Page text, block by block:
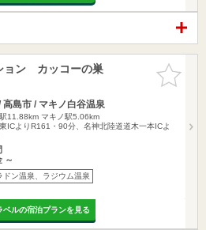
お気に入
りに追加
ョン カッコーの巣
高島市 / マキノ白谷温泉
11.88km マキノ駅5.06km
ICよりR161・90分、名神北陸道道木一本ICよ
～
ドン温泉、ラジウム温泉
ベルの宿泊プランを見る